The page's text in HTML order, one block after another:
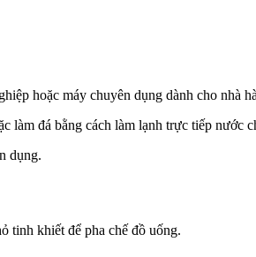
hoặc máy chuyên dụng dành cho nhà
đá bằng cách làm lạnh trực tiếp nước
dụng.
tinh khiết để pha chế đồ uống.